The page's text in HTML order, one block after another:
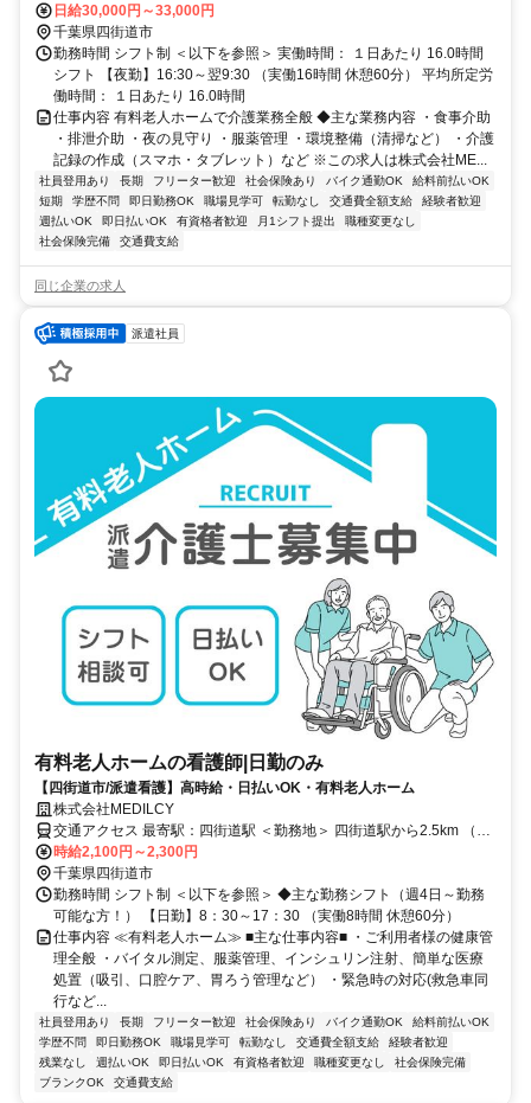
徒歩約18分
日給30,000円～33,000円
千葉県四街道市
勤務時間 シフト制 ＜以下を参照＞ 実働時間： １日あたり 16.0時間
シフト 【夜勤】16:30～翌9:30 （実働16時間 休憩60分） 平均所定労
働時間： １日あたり 16.0時間
仕事内容 有料老人ホームで介護業務全般 ◆主な業務内容 ・食事介助
・排泄介助 ・夜の見守り ・服薬管理 ・環境整備（清掃など） ・介護
記録の作成（スマホ・タブレット）など ※この求人は株式会社ME...
社員登用あり 長期 フリーター歓迎 社会保険あり バイク通勤OK
給料前払いOK
短期
学歴不問 即日勤務OK 職場見学可 転勤なし 交通費全額支給
経験者歓迎
週払いOK
即日払いOK 有資格者歓迎 月1シフト提出
職種変更なし
社会保険完備
交通費支給
同じ企業の求人
派遣社員
有料老人ホームの看護師|日勤のみ
【四街道市/派遣看護】高時給・日払いOK・有料老人ホーム
株式会社MEDILCY
交通アクセス 最寄駅：四街道駅 ＜勤務地＞ 四街道駅から2.5km （バ
スあり） ※車通勤可能！バイク通勤！
時給2,100円～2,300円
千葉県四街道市
勤務時間 シフト制 ＜以下を参照＞ ◆主な勤務シフト（週4日～勤務
可能な方！） 【日勤】8：30～17：30 （実働8時間 休憩60分）
仕事内容 ≪有料老人ホーム≫ ■主な仕事内容■ ・ご利用者様の健康管
理全般 ・バイタル測定、服薬管理、インシュリン注射、簡単な医療
処置（吸引、口腔ケア、胃ろう管理など） ・緊急時の対応(救急車同
行など...
社員登用あり 長期 フリーター歓迎 社会保険あり バイク通勤OK
給料前払いOK
学歴不問
即日勤務OK 職場見学可 転勤なし 交通費全額支給
経験者歓迎
残業なし
週払いOK 即日払いOK 有資格者歓迎 職種変更なし
社会保険完備
ブランクOK
交通費支給